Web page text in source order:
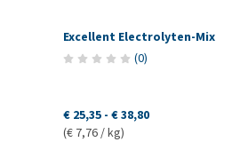
Excellent Electrolyten-Mix
(0)
€ 25,35 - € 38,80
(€ 7,76 / kg)